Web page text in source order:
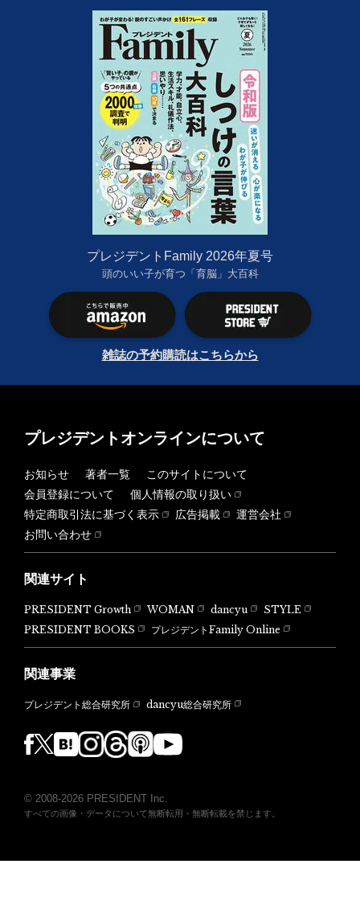
プレジデントFamily 2026年夏号
頭のいい子が育つ「育脳」大百科
雑誌の予約購読はこちらから
プレジデントオンラインについて
お知らせ 著者一覧
このサイトについて
会員登録について
個人情報の取り扱い
特定商取引法に基づく表示
広告掲載
運営会社
お問い合わせ
関連サイト
PRESIDENT Growth WOMAN dancyu
STYLE
PRESIDENT BOOKS
プレジデントFamily Online
関連事業
プレジデント総合研究所 dancyu総合研究所
© 2008-2026 PRESIDENT Inc.
すべての画像・データについて無断転用・無断転載を禁じます。